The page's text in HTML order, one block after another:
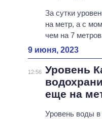
За сутки
на метр, а с
чем на 7
9 июня, 2023
12:56 Уровень
еще на
Уровень воды